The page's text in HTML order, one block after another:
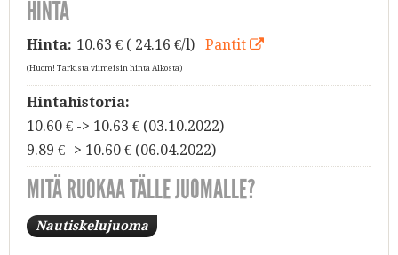
HINTA
Hinta: 10.63 € ( 24.16 €/l) Pantit
(Huom! Tarkista viimeisin hinta Alkosta)
Hintahistoria:
10.60 € -> 10.63 € (03.10.2022)
9.89 € -> 10.60 € (06.04.2022)
MITÄ RUOKAA TÄLLE JUOMALLE?
Nautiskelujuoma